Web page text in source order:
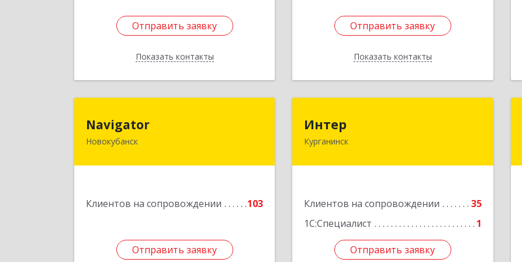
Отправить заявку
Показать контакты
Отправить заявку
Назад
Отправить заявку
Показать контакты
Отправить заявку
Назад
Navigator
Новокубанск
Клиентов на сопровождении 103
Отправить заявку
352240, Краснодарский край,
Отправить заявку
Интер
Курганинск
Клиентов на сопровождении
35
1С:Специалист
1
Отправить заявку
352430, Краснодарский край,
Подробнее
Отправить заявку